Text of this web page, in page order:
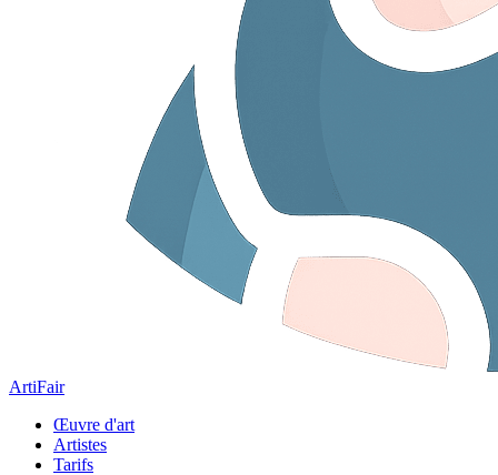
ArtiFair
Œuvre d'art
Artistes
Tarifs